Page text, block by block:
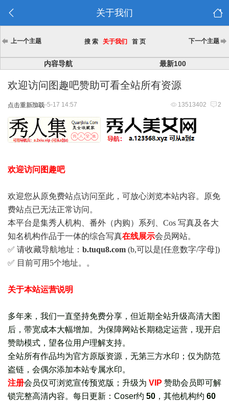
关于我们
上一个主题 搜 索 关于我们 首 页 下一个主题
内容导航 最新100
欢迎访问图趣吧赞助可看全站所有资源
点击重新加载 13513402 2
2025-5-17 14:57
欢迎访问图趣吧
欢迎您从原免费站点访问至此，可放心浏览本站内容。原免
费站点已无法正常访问。
本平台是集秀人机构、番外（内购）系列、Cos 写真及各大
知名机构作品于一体的综合写真在线展示会员网站。
✅ 请收藏导航地址： b.tuqu8.com (b,可以是[任意数字/字母])
✅ 目前可用5个地址。。
关于本站运营说明
多年来，我们一直坚持免费分享，但近期全站升级高清大图
后，带宽成本大幅增加。为保障网站长期稳定运营，现开启
赞助模式，望各位用户理解支持。
全站所有作品均为官方原版资源，无第三方水印；仅为防范
盗链，会偶尔添加本站专属水印。
注册会员仅可浏览宣传预览版 ； 升级为 VIP 赞助会员即可解
锁完整高清内容。每日更新： Coser约 50 ，其他机构约 60